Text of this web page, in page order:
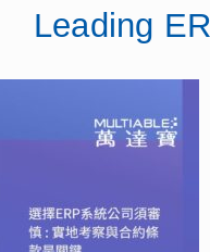
Leading